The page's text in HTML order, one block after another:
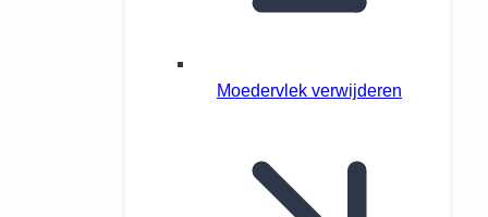
Moedervlek verwijderen